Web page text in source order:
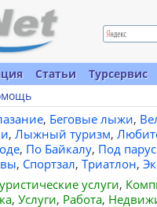
Статьи
Турсервис
, Беговые лыжи,
, Лыжный туризм,
, По Байкалу, Под
, Спортзал, Триатлон,
услуги,
, Услуги, Работа,